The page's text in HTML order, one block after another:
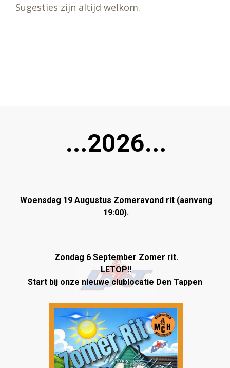
Sugesties zijn altijd welkom.
...2026...
Woensdag 19 Augustus Zomeravond rit (aanvang
19:00).
Zondag 6 September Zomer rit.
LETOP!!
Start bij onze nieuwe clublocatie Den Tappen